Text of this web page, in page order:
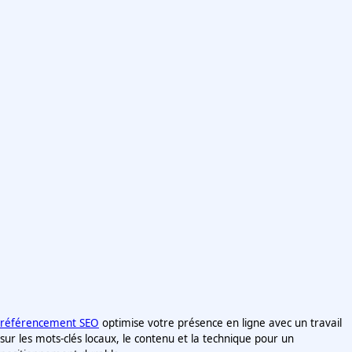
référencement SEO optimise votre présence en ligne avec un travail
sur les mots-clés locaux, le contenu et la technique pour un